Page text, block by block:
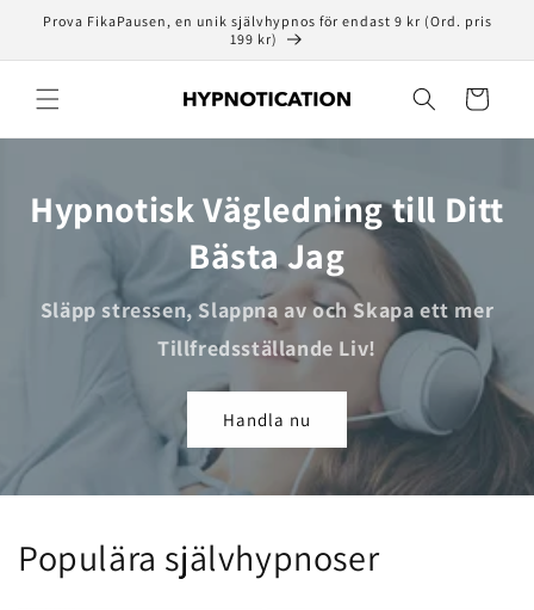
vidare
innehåll
Prova FikaPausen, en unik självhypnos för endast 9 kr (Ord. pris
199 kr)
Varukorg
Hypnotisk Vägledning till Ditt
Bästa Jag
Släpp stressen, Slappna av och Skapa ett mer
Tillfredsställande Liv!
Handla nu
Populära självhypnoser